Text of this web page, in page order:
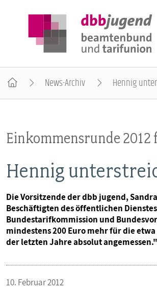
POSITIONEN
AUSBILDUNGSINFORMATIONEN
INTERNATIONALES
VERANSTALTUNGEN UND SEMINARE
MITGLIEDSCHAFT & SERVICE
News-Archiv Hennig
Einkommensrunde
Hennig
Die Vorsitzende der dbb jugend,
Beschäftigten des öffentlichen
Bundestarifkommission und
mindestens 200 Euro mehr für die
der letzten Jahre absolut angemessen."
10. Februar 2012